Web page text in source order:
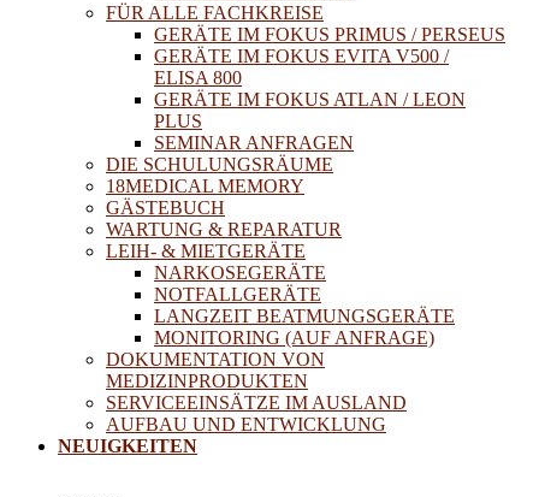
FÜR ALLE FACHKREISE
GERÄTE IM FOKUS PRIMUS / PERSEUS
GERÄTE IM FOKUS EVITA V500 /
ELISA 800
GERÄTE IM FOKUS ATLAN / LEON
PLUS
SEMINAR ANFRAGEN
DIE SCHULUNGSRÄUME
18MEDICAL MEMORY
GÄSTEBUCH
WARTUNG & REPARATUR
LEIH- & MIETGERÄTE
NARKOSEGERÄTE
NOTFALLGERÄTE
LANGZEIT BEATMUNGSGERÄTE
MONITORING (AUF ANFRAGE)
DOKUMENTATION VON
MEDIZINPRODUKTEN
SERVICEEINSÄTZE IM AUSLAND
AUFBAU UND ENTWICKLUNG
NEUIGKEITEN